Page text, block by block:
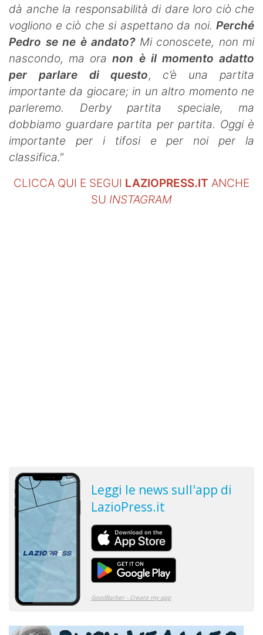
dà anche la responsabilità di dare loro ciò che
vogliono e ciò che si aspettano da noi. Perché
Pedro se ne è andato?Mi conoscete, non mi
nascondo, ma oranon è il momento adatto
per parlare di questo, c’è una partita
importante da giocare; in un altro momento ne
parleremo. Derby partita speciale, ma
dobbiamo guardare partita per partita. Oggi è
importante per i tifosi e per noi per la
classifica."
CLICCA QUI E SEGUI LAZIOPRESS.IT ANCHE
SU INSTAGRAM